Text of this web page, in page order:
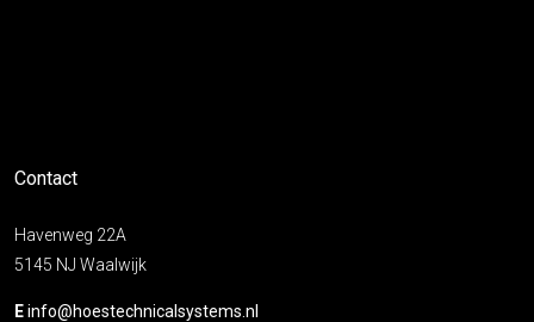
Contact
Havenweg 22A
5145 NJ Waalwijk
Einfo@hoestechnicalsystems.nl